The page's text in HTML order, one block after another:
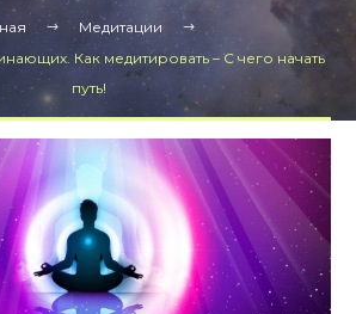
Медитации
Как медитировать – С чего начать
путь!